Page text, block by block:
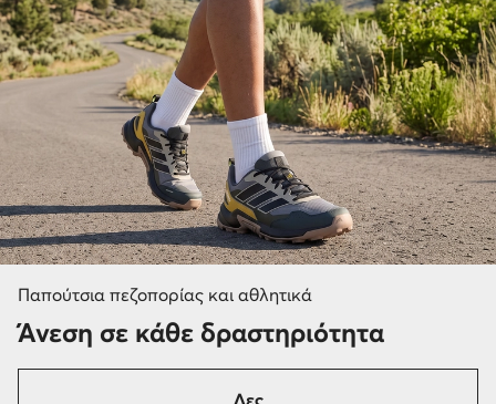
Παπούτσια πεζοπορίας και αθλητικά
Άνεση σε κάθε δραστηριότητα